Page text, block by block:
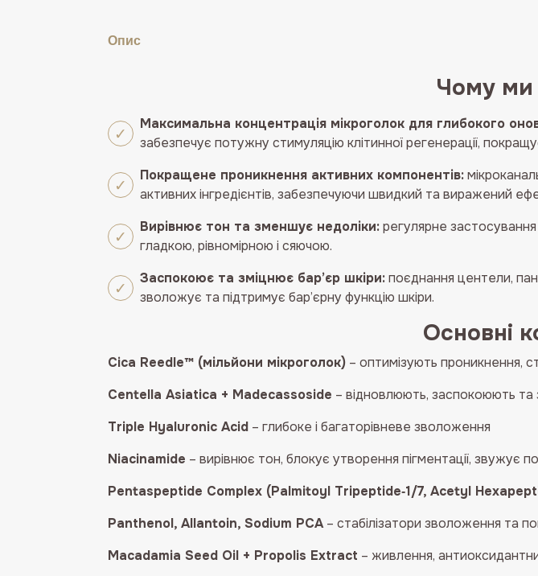
Опис
Чому
Максимальна концентрація мікроголок для глибокого
забезпечує потужну стимуляцію клітинної регенерації,
Покращене проникнення активних компонентів:
активних інгредієнтів, забезпечуючи швидкий та виражений
Вирівнює тон та зменшує недоліки:регулярне
гладкою, рівномірною і сяючою.
Заспокоює та зміцнює бар’єр шкіри:поєднання центели,
зволожує та підтримує бар’єрну функцію шкіри.
Основні
Cica Reedle™ (мільйони мікроголок) – оптимізують проникнення,
Centella Asiatica + Madecassoside – відновлюють, заспокоюють та
Triple Hyaluronic Acid – глибоке і багаторівневе зволоження
Niacinamide – вирівнює тон, блокує утворення пігментації, звужує
Pentaspeptide Complex (Palmitoyl Tripeptide‑1/7, Acetyl
Panthenol, Allantoin, Sodium PCA– стабілізатори зволоження та
Macadamia Seed Oil + Propolis Extract – живлення,